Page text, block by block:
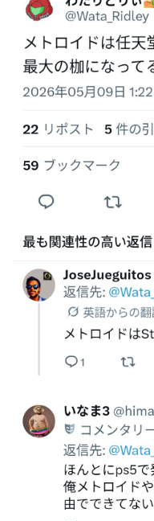
【悲報】女さん、歩行
極限の中の日本人の姿
【画像】このLINEで
な？？？？？？？
海外「日本なんて行
まったディズニー信
【艦これ】ひみつの通
転の策がバレちゃった
【画像】エチビデ女優
しまうｗｗｗｗｗｗ
【ウマ娘】わたしの
ものがふえてる…」
【悲報】人気プロゲ
閉スペクトラム症」診
番組が最新SNSの数十
【ウマ娘】ジェンテ
【エ●漫画】乱交物
【競馬】あの武ルメ
ット！
してしまう
【画像】スト6に彗星
愛すぎると話題に！
か？
【悲報】『メイドイ
炎上 もう何回目だ
【試合実況】西武２軍
芸能人 「車の任意保
ツは運転すんな！法律
【J2第1節 鳥栖×甲府
ぶり開幕白星！田中雄